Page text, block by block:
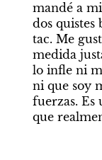
mandé a
dos quistes
tac. Me
medida
lo infle ni
ni que soy
fuerzas. Es
que